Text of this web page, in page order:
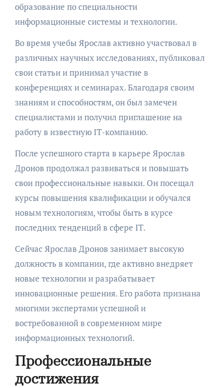
образование по специальности
информационные системы и технологии.
Во время учебы Ярослав активно участвовал в
различных научных исследованиях, публиковал
свои статьи и принимал участие в
конференциях и семинарах. Благодаря своим
знаниям и способностям, он был замечен
специалистами и получил приглашение на
работу в известную IT-компанию.
После успешного старта в карьере Ярослав
Дронов продолжал развиваться и повышать
свои профессиональные навыки. Он посещал
курсы повышения квалификации и обучался
новым технологиям, чтобы быть в курсе
последних тенденций в сфере IT.
Сейчас Ярослав Дронов занимает высокую
должность в компании, где активно внедряет
новые технологии и разрабатывает
инновационные решения. Его работа признана
многими экспертами успешной и
востребованной в современном мире
информационных технологий.
Профессиональные
достижения